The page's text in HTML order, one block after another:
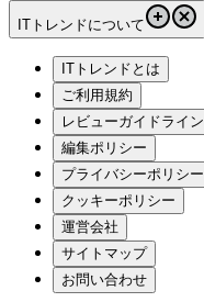
ITトレンドについて
ITトレンドとは
ご利用規約
レビューガイドライン
編集ポリシー
プライバシーポリシー
クッキーポリシー
運営会社
サイトマップ
お問い合わせ